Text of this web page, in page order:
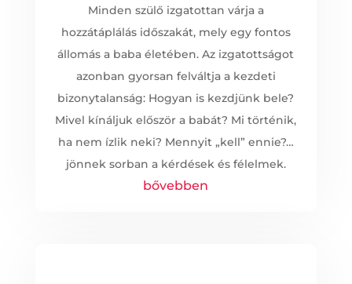
Minden szülő izgatottan várja a
hozzátáplálás időszakát, mely egy fontos
állomás a baba életében. Az izgatottságot
azonban gyorsan felváltja a kezdeti
bizonytalanság: Hogyan is kezdjünk bele?
Mivel kínáljuk először a babát? Mi történik,
ha nem ízlik neki? Mennyit „kell” ennie?…
jönnek sorban a kérdések és félelmek.
bővebben